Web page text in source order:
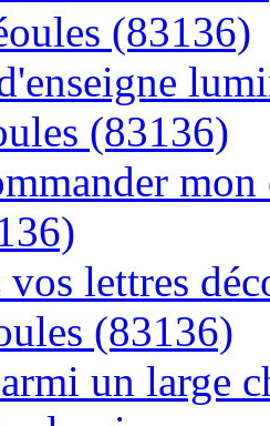
(83136)
(83136)
lettres
(83136)
un large